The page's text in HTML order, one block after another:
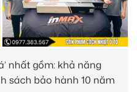
nhất gồm: khả năng
sách bảo hành 10 năm